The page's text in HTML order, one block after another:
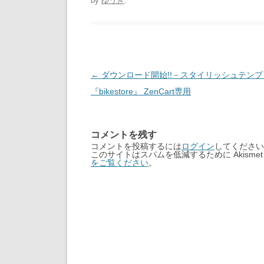
Post
navigation
← ダウンロード開始!!－スタイリッシュテン
『bikestore』 ZenCart専用
コメントを残す
コメントを投稿するにはログイン してくださ
このサイトはスパムを低減するために
をご覧ください。